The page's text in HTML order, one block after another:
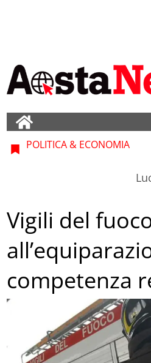
POLITICA & ECONOMIA
Vigili del
competenza